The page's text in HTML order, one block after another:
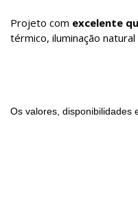
Projeto com excelente
térmico, iluminação
Os valores, disponibilidades